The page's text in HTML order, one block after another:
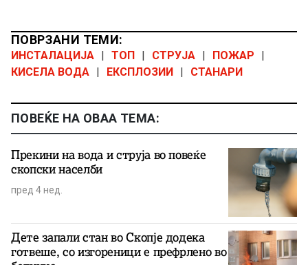
ПОВРЗАНИ ТЕМИ:
ИНСТАЛАЦИЈА | ТОП | СТРУЈА | ПОЖАР
|
КИСЕЛА ВОДА | ЕКСПЛОЗИИ | СТАНАРИ
ПОВЕЌЕ НА ОВАА ТЕМА:
Прекини на вода и струја во повеќе
скопски населби
пред 4 нед.
Дете запали стан во Скопје додека
готвеше, со изгореници е префрлено во